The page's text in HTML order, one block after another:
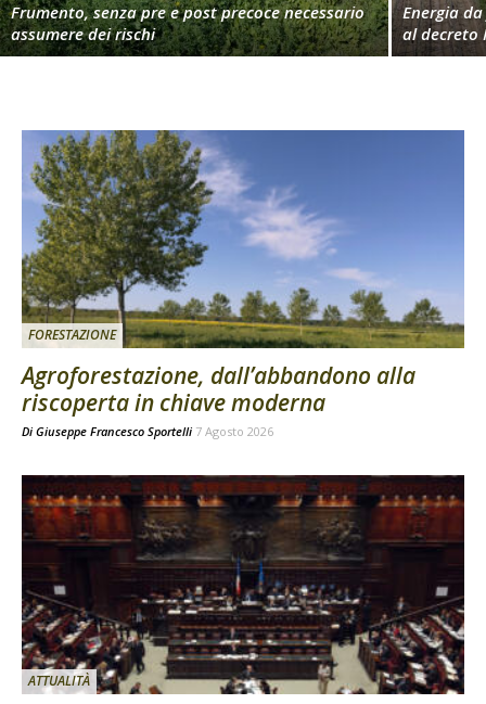
Frumento, senza pre e post precoce necessario
assumere dei rischi
Energia
al decreto
FORESTAZIONE
Agroforestazione, dall’abbandono alla
riscoperta in chiave moderna
Di Giuseppe Francesco Sportelli 7 Agosto 2026
ATTUALITÀ